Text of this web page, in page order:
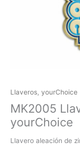
Llaveros,yourChoice
MK2005
yourChoice
Llavero aleación de